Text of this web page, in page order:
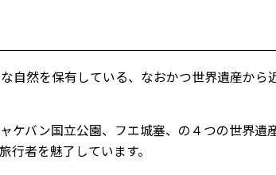
自然を保有している、なおかつ世界遺産から
ケバン国立公園、フエ城塞、の４つの世界遺
者を魅了しています。